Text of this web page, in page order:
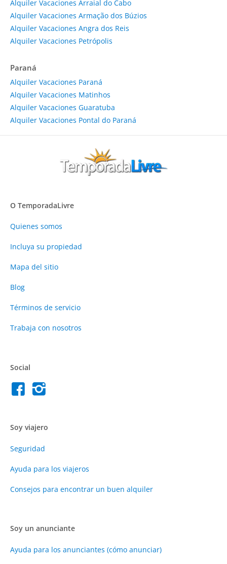
Alquiler Vacaciones Arraial do Cabo
Alquiler Vacaciones Armação dos Búzios
Alquiler Vacaciones Angra dos Reis
Alquiler Vacaciones Petrópolis
Paraná
Alquiler Vacaciones Paraná
Alquiler Vacaciones Matinhos
Alquiler Vacaciones Guaratuba
Alquiler Vacaciones Pontal do Paraná
O TemporadaLivre
Quienes somos
Incluya su propiedad
Mapa del sitio
Blog
Términos de servicio
Trabaja con nosotros
Social
Soy viajero
Seguridad
Ayuda para los viajeros
Consejos para encontrar un buen alquiler
Soy un anunciante
Ayuda para los anunciantes (cómo anunciar)